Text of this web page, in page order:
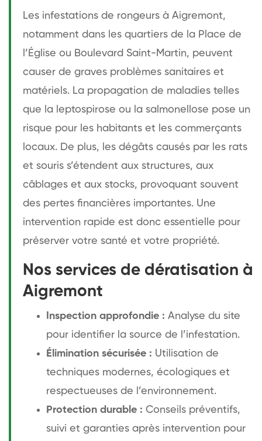
Les infestations de rongeurs à Aigremont,
notamment dans les quartiers de la Place de
l’Église ou Boulevard Saint-Martin, peuvent
causer de graves problèmes sanitaires et
matériels. La propagation de maladies telles
que la leptospirose ou la salmonellose pose un
risque pour les habitants et les commerçants
locaux. De plus, les dégâts causés par les rats
et souris s’étendent aux structures, aux
câblages et aux stocks, provoquant souvent
des pertes financières importantes. Une
intervention rapide est donc essentielle pour
préserver votre santé et votre propriété.
Nos services de dératisation à
Aigremont
Inspection approfondie : Analyse du site
pour identifier la source de l’infestation.
Élimination sécurisée : Utilisation de
techniques modernes, écologiques et
respectueuses de l’environnement.
Protection durable : Conseils préventifs,
suivi et garanties après intervention pour